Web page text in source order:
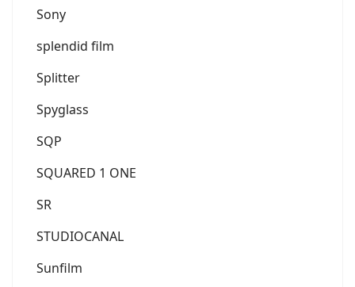
Sony
splendid film
Splitter
Spyglass
SQP
SQUARED 1 ONE
SR
STUDIOCANAL
Sunfilm